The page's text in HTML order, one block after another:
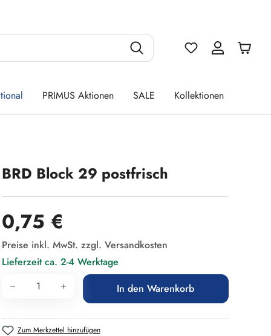
Du hast 0
PRIMUS Aktionen SALE Kollektionen
BRD Block 29 postfrisch
Regulärer Preis:
0,75 €
Preise inkl. MwSt. zzgl. Versandkosten
Lieferzeit ca. 2-4 Werktage
Produkt Anzahl: Gib den gewünschten
In den Warenkorb
Zum Merkzettel hinzufügen